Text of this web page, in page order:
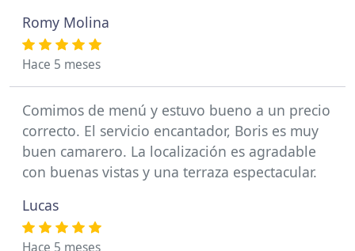
Romy Molina
Hace 5 meses
Comimos de menú y estuvo bueno a un precio
correcto. El servicio encantador, Boris es muy
buen camarero. La localización es agradable
con buenas vistas y una terraza espectacular.
Lucas
Hace 5 meses